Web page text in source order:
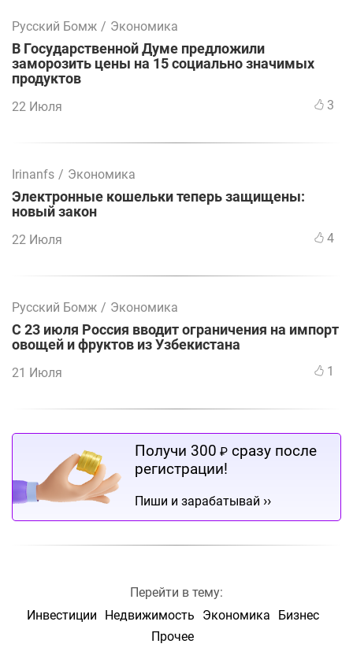
Русский Бомж / Экономика
В Государственной Думе предложили
заморозить цены на 15 социально значимых
продуктов
22 Июля 3
Irinanfs / Экономика
Электронные кошельки теперь защищены:
новый закон
22 Июля 4
Русский Бомж / Экономика
С 23 июля Россия вводит ограничения на импорт
овощей и фруктов из Узбекистана
21 Июля 1
Получи 300 ₽ сразу после
регистрации!
Пиши и зарабатывай ››
Перейти в тему:
Инвестиции
Недвижимость Экономика
Бизнес
Прочее